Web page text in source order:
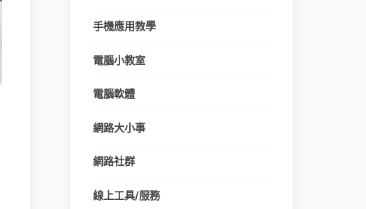
手機應用教學
電腦小教室
電腦軟體
網路大小事
網路社群
線上工具/服務